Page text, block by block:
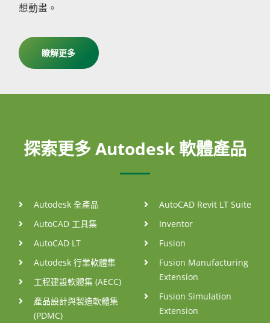
想動畫。
瞭解更多
探索更多 Autodesk 軟體產品
Autodesk 全產品
AutoCAD 工具集
AutoCAD LT
Autodesk 行業軟體集
工程建設軟體集 (AECC)
產品設計與製造軟體集
(PDMC)
AutoCAD Revit LT Suite
Inventor
Fusion
Fusion Manufacturing
Extension
Fusion Simulation
Extension